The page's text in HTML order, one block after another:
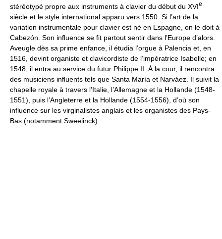
stéréotypé propre aux instruments à clavier du début du XVIe
siècle et le style international apparu vers 1550. Si l’art de la
variation instrumentale pour clavier est né en Espagne, on le doit à
Cabezón. Son influence se fit partout sentir dans l’Europe d’alors.
Aveugle dès sa prime enfance, il étudia l’orgue à Palencia et, en
1516, devint organiste et clavicordiste de l’impératrice Isabelle; en
1548, il entra au service du futur Philippe II. À la cour, il rencontra
des musiciens influents tels que Santa María et Narváez. Il suivit la
chapelle royale à travers l’Italie, l’Allemagne et la Hollande (1548-
1551), puis l’Angleterre et la Hollande (1554-1556), d’où son
influence sur les virginalistes anglais et les organistes des Pays-
Bas (notamment Sweelinck).